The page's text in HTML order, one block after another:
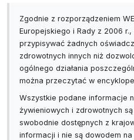
Zgodnie z rozporządzeniem
Europejskiego i Rady z 2006
przypisywać żadnych
zdrowotnych innych niż
ogólnego działania
można przeczytać w
Wszystkie podane informacje
żywieniowych i zdrowotnych
swobodnie dostępnych z
informacji i nie są dowodem